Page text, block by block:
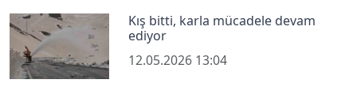
Kış bitti, karla mücadele devam
ediyor
12.05.2026 13:04